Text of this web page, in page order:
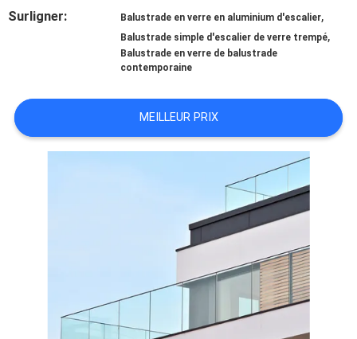
CONTRÔLE
Surligner: Balustrade en verre en aluminium d'escalier,
Balustrade simple d'escalier de verre trempé,
Balustrade en verre de balustrade
contemporaine
MEILLEUR PRIX